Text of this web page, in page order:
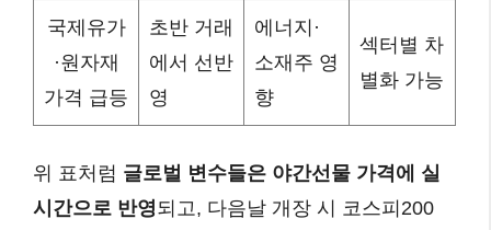
국제유가
·원자재
가격 급등
초반 거래
에서 선반
영
에너지·
소재주 영
향
섹터별 차
별화 가능
위 표처럼 글로벌 변수들은 야간선물 가격에 실
시간으로 반영되고, 다음날 개장 시 코스피200